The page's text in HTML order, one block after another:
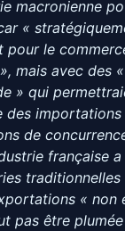
macronienne
«
pour le
mais avec des
» qui
des importations
de
française a
traditionnelles
« non
pas être